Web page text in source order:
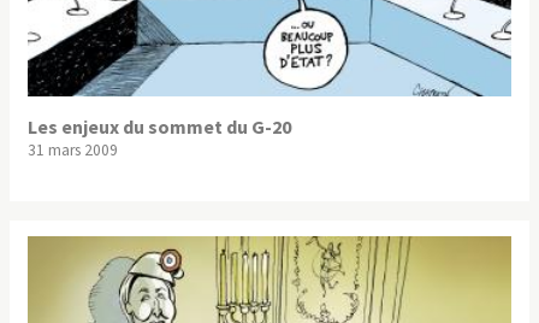
Les enjeux du sommet du G-20
31 mars 2009